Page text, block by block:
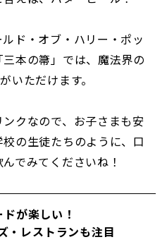
ド・オブ・ハリー・ポッ
本の箒」では、魔法界の
いただけます。
クなので、お子さまも安
の生徒たちのように、口
でみてくださいね！
が楽しい！
・レストランも注目